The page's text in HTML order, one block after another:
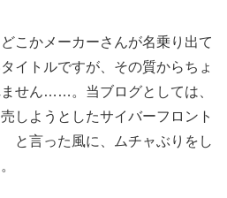
こかメーカーさんが名乗り出て
イトルですが、その質からちょ
せん……。当ブログとしては、
しようとしたサイバーフロント
と言った風に、ムチャぶりをし